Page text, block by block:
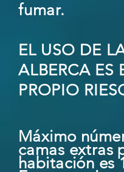
fumar.
EL USO DE
ALBERCA ES
PROPIO
Máximo
camas extras
habitación es